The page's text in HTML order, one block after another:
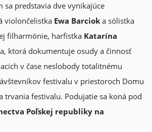
sa predstavia dve vynikajúce
violončelistka Ewa Barciok a sólistka
filharmónie, harfistka Katarína
ktorá dokumentuje osudy a činnosť
v čase neslobody totalitnému
festivalu v priestoroch Domu
trvania festivalu. Podujatie sa koná pod
Poľskej republiky na